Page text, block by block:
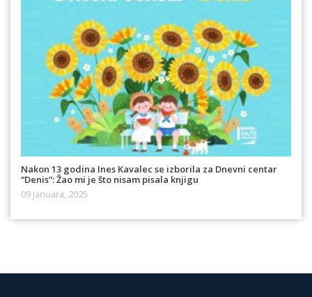
Nakon 13 godina Ines Kavalec se izborila za Dnevni centar
“Denis”: Žao mi je što nisam pisala knjigu
09 Januara, 2025